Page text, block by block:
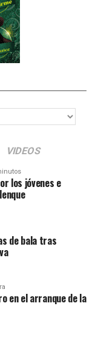
La Feria de
Quintín
VIDEOS
los jóvenes e
de bala tras
en el arranque de la